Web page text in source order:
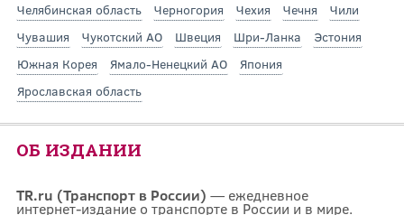
Челябинская область
Черногория Чехия Чечня
Чили
Чувашия
Чукотский АО Швеция Шри-Ланка
Эстония
Южная Корея
Ямало-Ненецкий АО
Япония
Ярославская область
ОБ ИЗДАНИИ
TR.ru (Транспорт в России) — ежедневное
интернет-издание о транспорте в России и в мире.